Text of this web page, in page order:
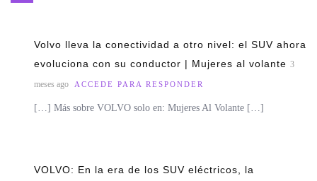
Volvo lleva la conectividad a otro nivel: el SUV ahora
evoluciona con su conductor | Mujeres al volante 3
meses ago
ACCEDE PARA RESPONDER
[…] Más sobre VOLVO solo en: Mujeres Al Volante […]
VOLVO: En la era de los SUV eléctricos, la